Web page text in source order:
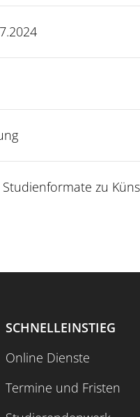
zu
SCHNELLEINSTIEG
Online Dienste
Termine und Fristen